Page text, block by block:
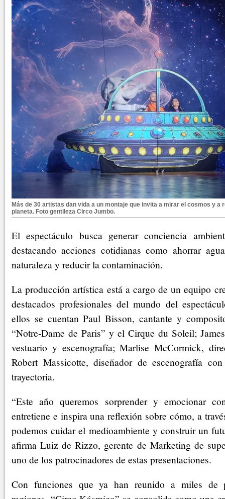
Más de 30 artistas dan vida a un montaje que invita a mirar el cosmos y a
planeta. Foto gentileza Circo Jumbo.
El espectáculo busca generar conciencia
destacando acciones cotidianas como ahorrar
naturaleza y reducir la contaminación.
La producción artística está a cargo de un equipo
destacados profesionales del mundo del
ellos se cuentan Paul Bisson, cantante y
“Notre-Dame de Paris” y el Cirque du Soleil;
vestuario y escenografía; Marlise McCormick,
Robert Massicotte, diseñador de escenografía
trayectoria.
“Este año queremos sorprender y emocionar
entretiene e inspira una reflexión sobre cómo, a
podemos cuidar el medioambiente y construir un
afirma Luiz de Rizzo, gerente de Marketing de
uno de los patrocinadores de estas presentaciones.
Con funciones que ya han reunido a miles de